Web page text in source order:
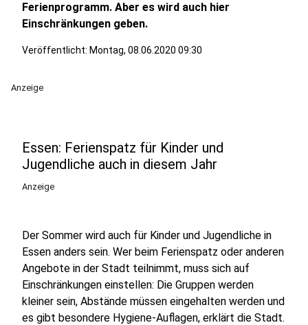
Ferienprogramm. Aber es wird auch hier
Einschränkungen geben.
Veröffentlicht: Montag, 08.06.2020 09:30
Anzeige
Essen: Ferienspatz für Kinder und
Jugendliche auch in diesem Jahr
Anzeige
Der Sommer wird auch für Kinder und Jugendliche in
Essen anders sein. Wer beim Ferienspatz oder anderen
Angebote in der Stadt teilnimmt, muss sich auf
Einschränkungen einstellen: Die Gruppen werden
kleiner sein, Abstände müssen eingehalten werden und
es gibt besondere Hygiene-Auflagen, erklärt die Stadt.